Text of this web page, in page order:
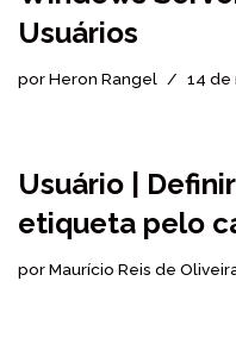
Usuários
porHeron Rangel 14 de
Usuário |
etiqueta pelo
porMaurício Reis de